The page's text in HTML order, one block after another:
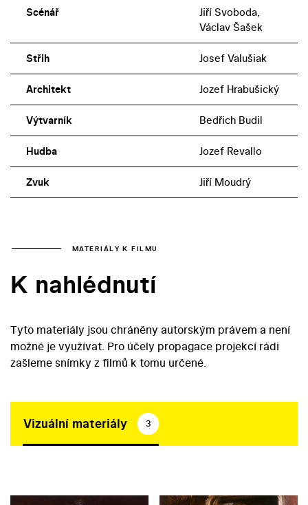
Scénář
Jiří Svoboda,
Václav Šašek
Střih Josef Valušiak
Architekt Jozef Hrabušický
Výtvarník Bedřich Budil
Hudba Jozef Revallo
Zvuk Jiří Moudrý
MATERIÁLY K FILMU
K nahlédnutí
Tyto materiály jsou chráněny autorským právem a není
možné je využívat. Pro účely propagace projekcí rádi
zašleme snímky z filmů k tomu určené.
Vizuální materiály 3